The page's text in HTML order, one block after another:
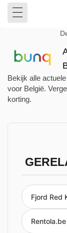
Bekijk alle
voor België.
korting.
Fjord Red